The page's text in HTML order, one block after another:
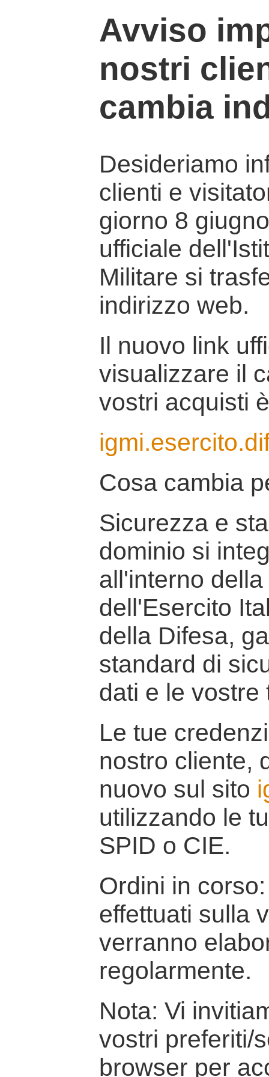
Avviso
nostri
cambia
Desideriamo
clienti e
giorno 8
ufficiale
Militare si
indirizzo web.
Il nuovo link
visualizzare il
vostri acquisti
Cosa cambia
Sicurezza e
dominio si
all'interno
dell'Esercito
della Difesa,
standard di
dati e le vostre
Le tue
nostro cliente,
nuovo sul sito
utilizzando le
SPID o CIE.
Ordini in
effettuati sulla
verranno
regolarmente.
Nota: Vi
vostri preferiti/
browser per